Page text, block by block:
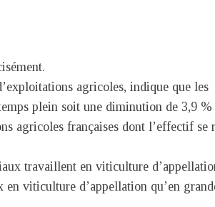
agricoles, indique que les
plein soit une diminution de 3,9 %
agricoles françaises dont l’effectif se
travaillent en viticulture
en viticulture d’appellation qu’en